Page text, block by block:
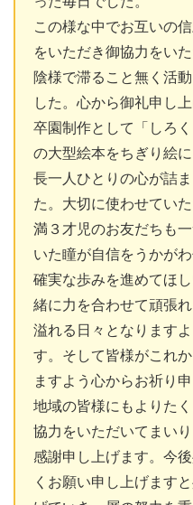
この様な中でお互いの
をいただき御協力をい
陰様で滞ること無く活
した。心から御礼申し
卒園制作として「しろ
の大型絵本をちぎり絵
長一人ひとりの心が詰
た。大切に使わせてい
満３才児のお友だちも
いた瞳が自信をうかが
確実な歩みを進めてほ
緒に力を合わせて頑張
溢れる日々となります
す。そして皆様がこれ
ますよう心からお祈り申
地域の皆様にもよりた
協力をいただいてまい
感謝申し上げます。今
くお願い申し上げます